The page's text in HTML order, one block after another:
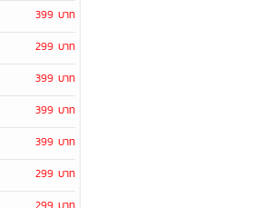
399 บาท
299 บาท
399 บาท
399 บาท
399 บาท
299 บาท